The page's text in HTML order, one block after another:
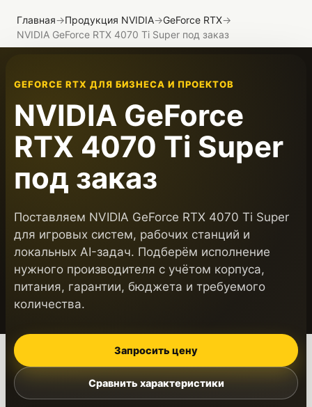
Главная→Продукция NVIDIA→GeForce RTX→
NVIDIA GeForce RTX 4070 Ti Super под заказ
GEFORCE RTX ДЛЯ БИЗНЕСА И ПРОЕКТОВ
NVIDIA GeForce
RTX 4070 Ti Super
под заказ
Поставляем NVIDIA GeForce RTX 4070 Ti Super
для игровых систем, рабочих станций и
локальных AI-задач. Подберём исполнение
нужного производителя с учётом корпуса,
питания, гарантии, бюджета и требуемого
количества.
Запросить цену
Сравнить характеристики